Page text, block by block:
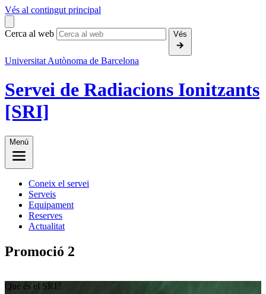
Vés al contingut principal
Cerca al web Vés
Universitat Autònoma de Barcelona
Servei de Radiacions Ionitzants
[SRI]
Menú
Coneix el servei
Serveis
Equipament
Reserves
Actualitat
Promoció 2
Què és el SRI?